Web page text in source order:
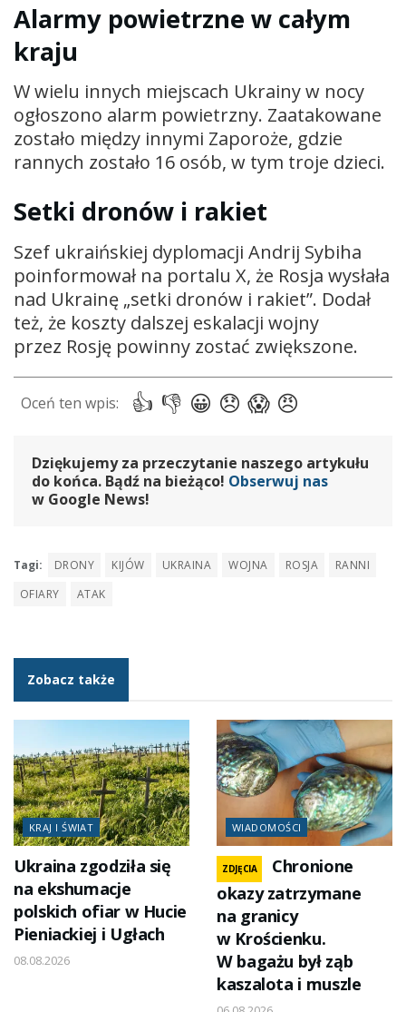
Alarmy powietrzne w całym
kraju
W wielu innych miejscach Ukrainy w nocy
ogłoszono alarm powietrzny. Zaatakowane
zostało między innymi Zaporoże, gdzie
rannych zostało 16 osób, w tym troje dzieci.
Setki dronów i rakiet
Szef ukraińskiej dyplomacji Andrij Sybiha
poinformował na portalu X, że Rosja wysłała
nad Ukrainę „setki dronów i rakiet”. Dodał
też, że koszty dalszej eskalacji wojny
przez Rosję powinny zostać zwiększone.
Dziękujemy za przeczytanie naszego artykułu
do końca. Bądź na bieżąco! Obserwuj nas
w Google News!
Tagi: DRONY KIJÓW UKRAINA WOJNA ROSJA
RANNI
OFIARY
ATAK
Zobacz także
KRAJ I ŚWIAT
Ukraina zgodziła się
na ekshumacje
polskich ofiar w Hucie
Pieniackiej i Ugłach
08.08.2026
WIADOMOŚCI
ZDJĘCIA
Chronione
okazy zatrzymane
na granicy
w Krościenku.
W bagażu był ząb
kaszalota i muszle